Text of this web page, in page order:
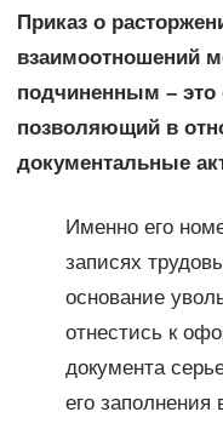
Приказ о
взаимоотношений
подчиненным – это
позволяющий в
документальные
Именно его
записях
основание
отнестись к
документа
его